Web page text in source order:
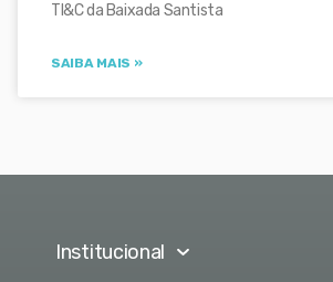
TI&C da Baixada Santista
SAIBA MAIS »
Institucional